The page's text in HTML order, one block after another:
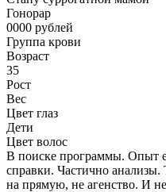
Гонoрар
0000 рублей
Группа крови
Возраст
35
Рост
Вес
Цвет глаз
Дети
Цвет волос
В поиске программы. Опыт
справки. Частично анализы.
на прямую, не агенство. И